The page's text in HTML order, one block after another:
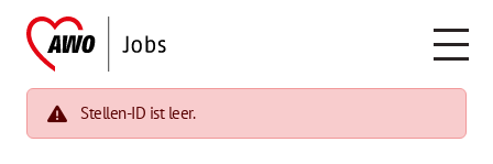
Stellen-ID ist leer.